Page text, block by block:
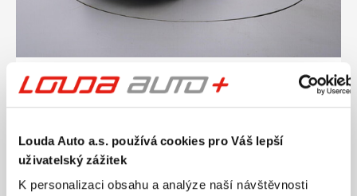
Louda Auto a.s. používá cookies pro Váš lepší
uživatelský zážitek
K personalizaci obsahu a analýze naší návštěvnosti
Ročník 2018
AUDI A4 ALLROAD QUATTRO 2.0 140 kW
automat
182 074 km
140 kW
Palivo
Diesel
Automatická